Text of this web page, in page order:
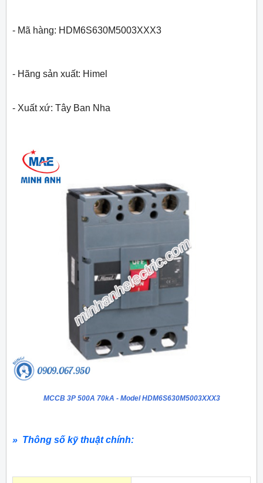
- Mã hàng: HDM6S630M5003XXX3
- Hãng sản xuất: Himel
- Xuất xứ: Tây Ban Nha
MCCB 3P 500A 70kA - Model HDM6S630M5003XXX3
» Thông số kỹ thuật chính: